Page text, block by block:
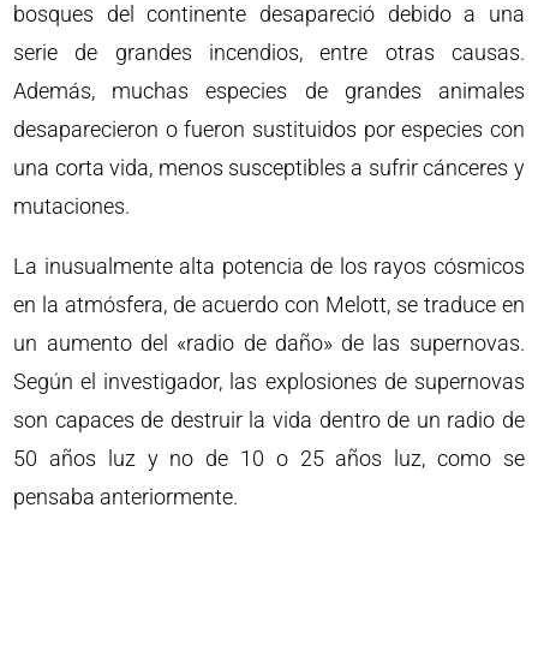
bosques del continente desapareció debido a una
serie de grandes incendios, entre otras causas.
Además, muchas especies de grandes animales
desaparecieron o fueron sustituidos por especies con
una corta vida, menos susceptibles a sufrir cánceres y
mutaciones.
La inusualmente alta potencia de los rayos cósmicos
en la atmósfera, de acuerdo con Melott, se traduce en
un aumento del «radio de daño» de las supernovas.
Según el investigador, las explosiones de supernovas
son capaces de destruir la vida dentro de un radio de
50 años luz y no de 10 o 25 años luz, como se
pensaba anteriormente.